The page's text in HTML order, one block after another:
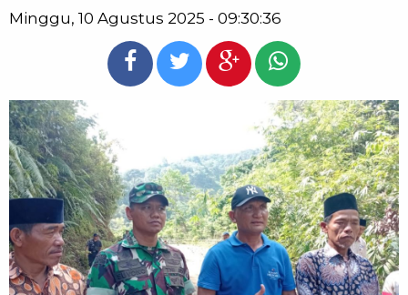
Minggu, 10 Agustus 2025 - 09:30:36